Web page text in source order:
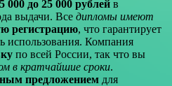
000 до 25 000 рублей в
выдачи. Все дипломы имеют
регистрацию, что гарантирует
использования. Компания
по всей России, так что вы
в кратчайшие сроки.
предложением для